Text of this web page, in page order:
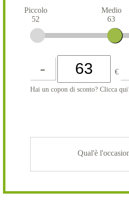
Piccolo
52
Medio
63
- €
Hai un copon di sconto? Clicca qui!
Qual'è